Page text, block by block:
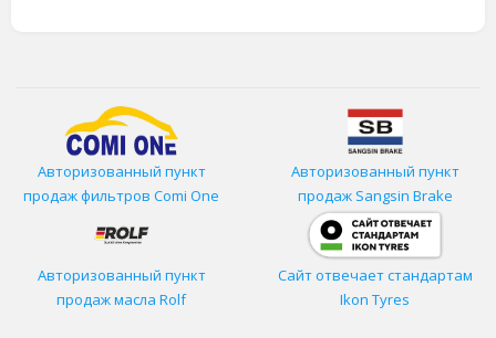
Авторизованный пункт
продаж фильтров Comi One
Авторизованный пункт
продаж Sangsin Brake
Авторизованный пункт
продаж масла Rolf
Сайт отвечает стандартам
Ikon Tyres